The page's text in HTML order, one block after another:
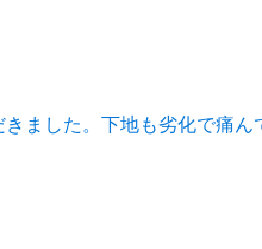
ました。下地も劣化で痛ん